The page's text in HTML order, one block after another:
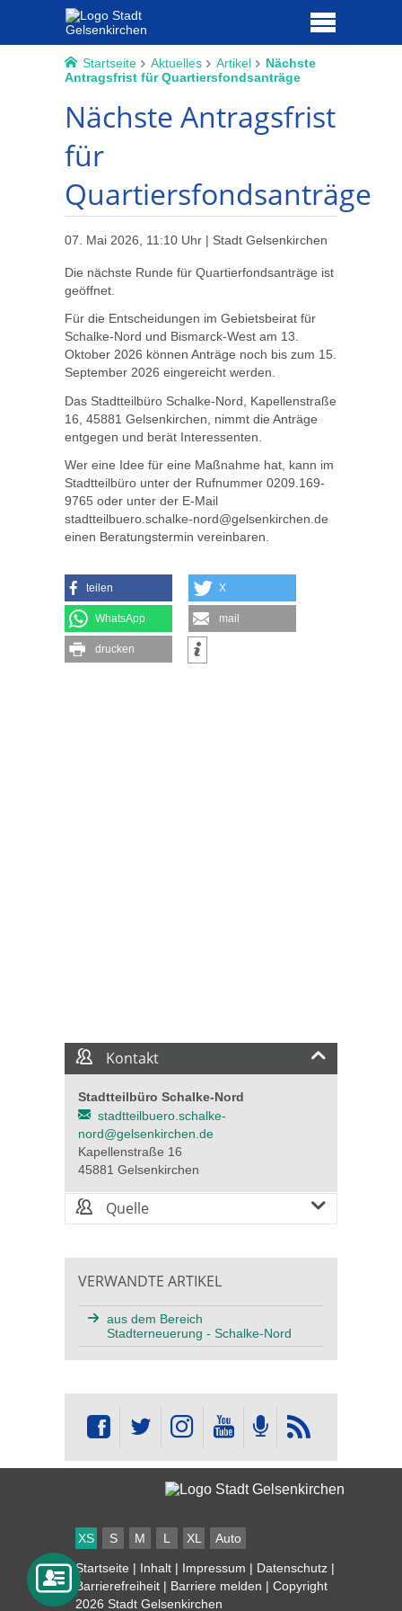
Startseite Aktuelles Artikel
Nächste
Antragsfrist für Quartiersfondsanträge
Nächste Antragsfrist
für
Quartiersfondsanträge
07. Mai 2026, 11:10 Uhr | Stadt Gelsenkirchen
Die nächste Runde für Quartierfondsanträge ist
geöffnet.
Für die Entscheidungen im Gebietsbeirat für
Schalke-Nord und Bismarck-West am 13.
Oktober 2026 können Anträge noch bis zum 15.
September 2026 eingereicht werden.
Das Stadtteilbüro Schalke-Nord, Kapellenstraße
16, 45881 Gelsenkirchen, nimmt die Anträge
entgegen und berät Interessenten.
Wer eine Idee für eine Maßnahme hat, kann im
Stadtteilbüro unter der Rufnummer 0209.169-
9765 oder unter der E-Mail
stadtteilbuero.schalke-nord@gelsenkirchen.de
einen Beratungstermin vereinbaren.
teilen X
WhatsApp mail
drucken
Kontakt
Stadtteilbüro Schalke-Nord
stadtteilbuero.schalke-
nord@gelsenkirchen.de
Kapellenstraße 16
45881 Gelsenkirchen
Quelle
VERWANDTE ARTIKEL
aus dem Bereich
Stadterneuerung - Schalke-Nord
XS S M L XL Auto
Startseite | Inhalt | Impressum | Datenschutz |
Barrierefreiheit | Barriere melden | Copyright
2026 Stadt Gelsenkirchen